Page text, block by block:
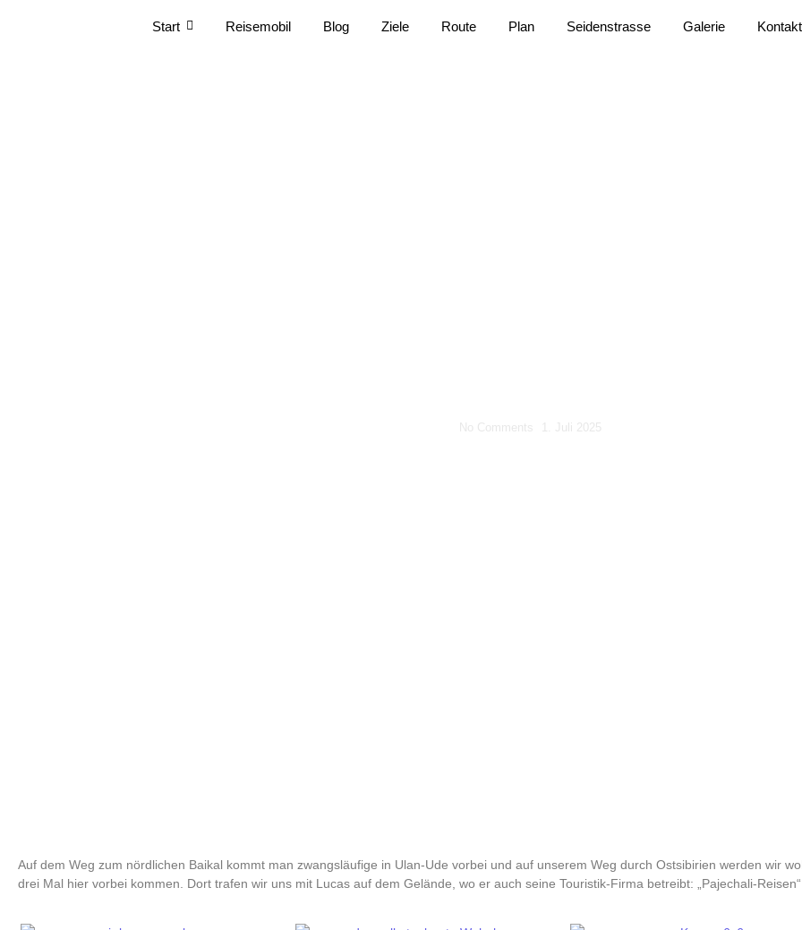
Start Reisemobil Blog Ziele Route Plan Seidenstrasse Galerie Kontakt
No Comments 1. Juli 2025
Auf dem Weg zum nördlichen Baikal kommt man zwangsläufige in Ulan-Ude vorbei und auf unserem Weg durch Ostsibirien werden wir
drei Mal hier vorbei kommen. Dort trafen wir uns mit Lucas auf dem Gelände, wo er auch seine Touristik-Firma betreibt: „Pajechali-